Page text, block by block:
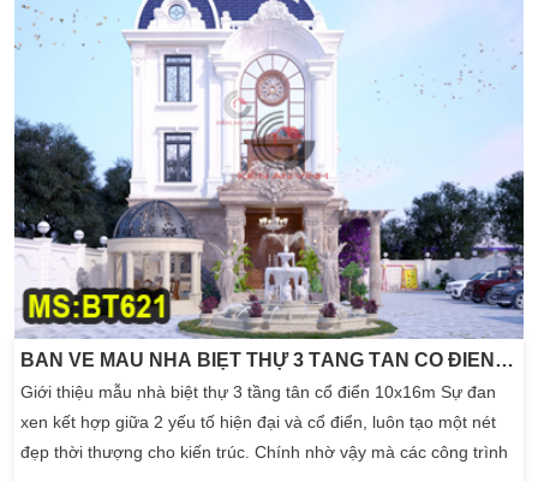
BẢN VẼ MẪU NHÀ BIỆT THỰ 3 TẦNG TÂN CỔ ĐIỂN CÓ HỒ BƠI 10X16M
Giới thiệu mẫu nhà biệt thự 3 tầng tân cổ điển 10x16m Sự đan
xen kết hợp giữa 2 yếu tố hiện đại và cổ điển, luôn tạo một nét
đẹp thời thượng cho kiến trúc. Chính nhờ vậy mà các công trình